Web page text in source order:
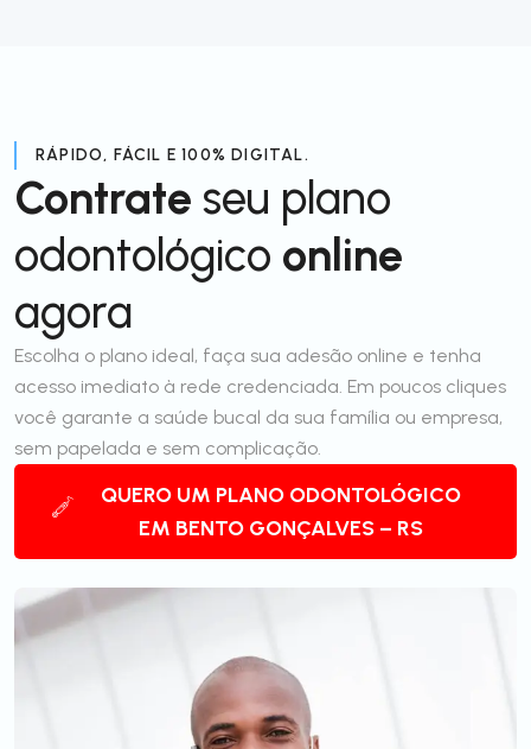
RÁPIDO, FÁCIL E 100% DIGITAL.
Contrate seu plano
odontológico online
agora
Escolha o plano ideal, faça sua adesão online e tenha
acesso imediato à rede credenciada. Em poucos cliques
você garante a saúde bucal da sua família ou empresa,
sem papelada e sem complicação.
QUERO UM PLANO ODONTOLÓGICO
EM BENTO GONÇALVES – RS